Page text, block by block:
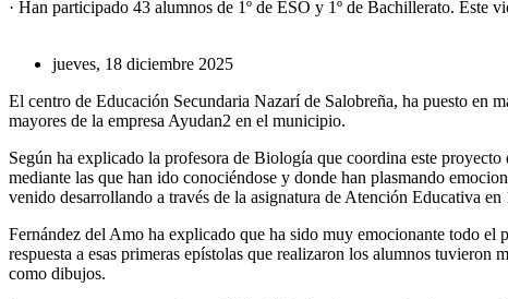
· Han participado 43 alumnos de 1º de ESO y 1º de Bachillerato. Este
jueves, 18 diciembre 2025
El centro de Educación Secundaria Nazarí de Salobreña, ha puesto en
mayores de la empresa Ayudan2 en el municipio.
Según ha explicado la profesora de Biología que coordina este
mediante las que han ido conociéndose y donde han plasmando
venido desarrollando a través de la asignatura de Atención Educativa
Fernández del Amo ha explicado que ha sido muy emocionante todo el
respuesta a esas primeras epístolas que realizaron los alumnos
como dibujos.